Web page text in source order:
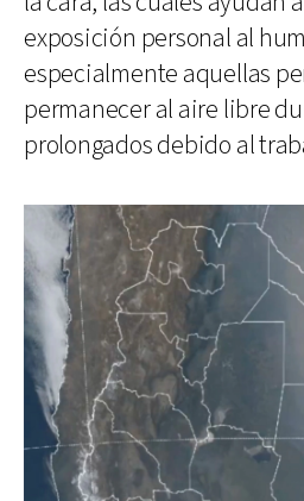
exposición personal al
especialmente aquellas
permanecer al aire libre
prolongados debido al